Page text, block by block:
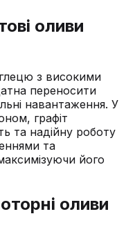
оливи
з високими
переносити
навантаження. У
графіт
та надійну роботу
та
його
оливи